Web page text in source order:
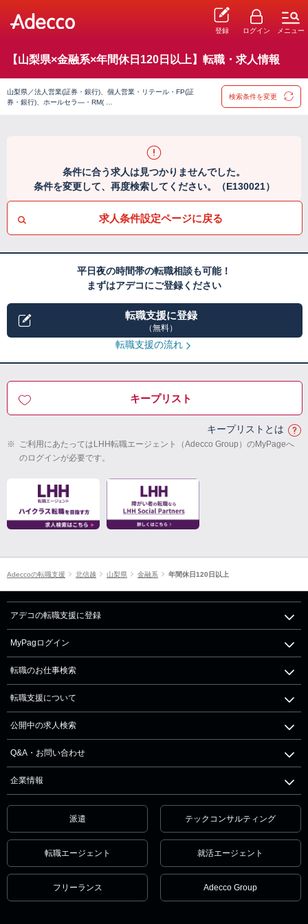
登録 ログイン メニュー
【山梨県×金融系×年間休日120日以上】転職・求人情報
山梨県／法人営業(証券・銀行)、個人営業・リテール・FP(証
券・銀行)、ホールセラ―・RM( …
検索条件を変更
条件に合う求人は見つかりませんでした。
条件を変更して、再度検索してください。（E130021）
求人条件設定ページに戻る
平日夜の時間帯の転職相談も可能！
まずはアデコにご登録ください
転職支援に登録
（無料）
転職支援の流れ
キープリスト
キープリストとは
※ ご利用にあたってはLHH転職エージェント（Adecco Group）のMyPageへ
のログインが必要です。
Adeccoの転職支援 北信越 山梨県 金融系 年間休日120日以上
アデコの転職支援に登録
MyPagログイン
転職のお仕事検索
転職支援について
公開中の求人検索
Q&A・お問い合わせ
企業情報
派遣 テックコンサルティング
転職エージェント 就活エージェント
フリーランス Adecco Group